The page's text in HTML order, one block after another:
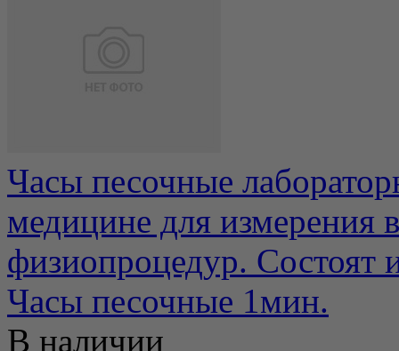
Часы песочные
медицине для измерения
физиопроцедур. Состоят
Часы песочные 1мин.
В наличии